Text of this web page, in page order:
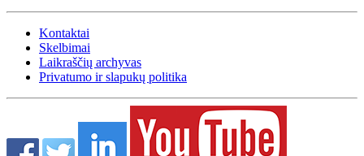
Kontaktai
Skelbimai
Laikraščių archyvas
Privatumo ir slapukų politika